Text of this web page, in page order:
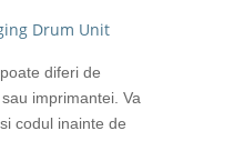
diferi de
imprimantei. Va
codul inainte de